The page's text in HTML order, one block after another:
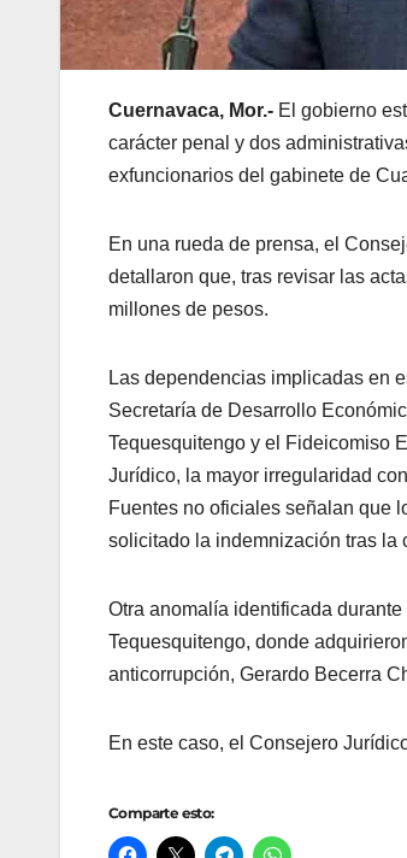
Cuernavaca, Mor.- El gobierno
carácter penal y dos
exfuncionarios del gabinete de
En una rueda de prensa, el
detallaron que, tras revisar las
millones de pesos.
Las dependencias implicadas en
Secretaría de Desarrollo
Tequesquitengo y el Fideicomiso
Jurídico, la mayor irregularidad
Fuentes no oficiales señalan que
solicitado la indemnización tras la
Otra anomalía identificada
Tequesquitengo, donde
anticorrupción, Gerardo Becerra
En este caso, el Consejero
Comparte esto: